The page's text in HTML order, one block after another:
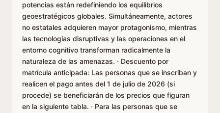
potencias están redefiniendo los equilibrios
geoestratégicos globales. Simultáneamente, actores
no estatales adquieren mayor protagonismo, mientras
las tecnologías disruptivas y las operaciones en el
entorno cognitivo transforman radicalmente la
naturaleza de las amenazas. · Descuento por
matrícula anticipada: Las personas que se inscriban y
realicen el pago antes del 1 de julio de 2026 (si
procede) se beneficiarán de los precios que figuran
en la siguiente tabla. · Para las personas que se